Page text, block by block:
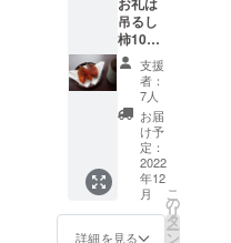
吊るし
柿10個
です。
・吊る
し柿用
の柿は
長良柿
または
蜂谷柿
で作り
出来立
てをご
用意し
支援
者：
7人
お届
け予
定：
2022
年12
月
詳細を見る
こ
の
リ
タ
ー
ン